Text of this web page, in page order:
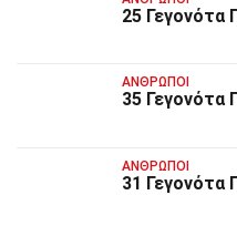
25 Γεγονότα
ΆΝΘΡΩΠΟΙ
35 Γεγονότα
ΆΝΘΡΩΠΟΙ
31 Γεγονότα